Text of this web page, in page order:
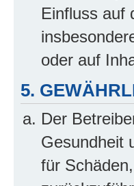
Einfluss auf
oder auf
5.
Der
Gesundheit
für